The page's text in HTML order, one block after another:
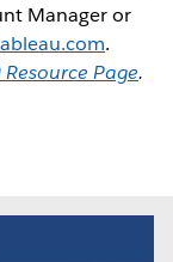
Manager or
.
Page.